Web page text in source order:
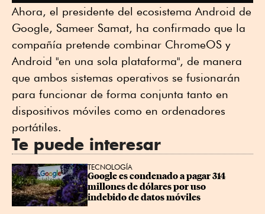
Ahora, el presidente del ecosistema Android de
Google, Sameer Samat, ha confirmado que la
compañía pretende combinar ChromeOS y
Android "en una sola plataforma", de manera
que ambos sistemas operativos se fusionarán
para funcionar de forma conjunta tanto en
dispositivos móviles como en ordenadores
portátiles.
Te puede interesar
TECNOLOGÍA
Google es condenado a pagar 314
millones de dólares por uso
indebido de datos móviles